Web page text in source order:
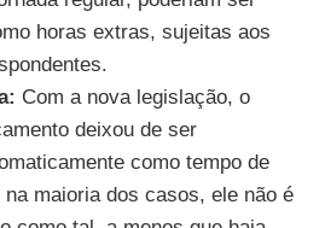
horas extras, sujeitas aos
Com a nova legislação, o
deixou de ser
como tempo de
maioria dos casos, ele não é